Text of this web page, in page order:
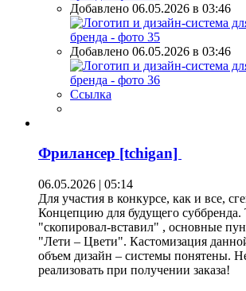
Добавлено 06.05.2026 в 03:46
Добавлено 06.05.2026 в 03:46
Ссылка
Фрилансер [tchigan]
06.05.2026 | 05:14
Для участия в конкурсе, как и все,
Концепцию для будущего суббренда.
"скопировал-вставил" , основные
"Лети – Цвети". Кастомизация
объем дизайн – системы понятены.
реализовать при получении заказа!